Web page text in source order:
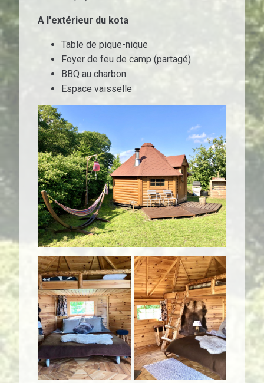
A l'extérieur du kota
Table de pique-nique
Foyer de feu de camp (partagé)
BBQ au charbon
Espace vaisselle